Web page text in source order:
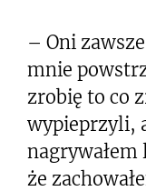
– Oni
mnie
zrobię to co
wypieprzyli,
nagrywałem
że